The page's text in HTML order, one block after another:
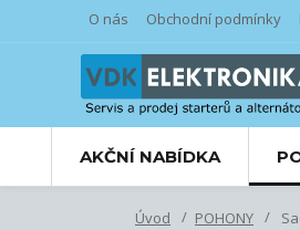
O nás Obchodní podmínky
AKČNÍ NABÍDKA
Úvod POHONY